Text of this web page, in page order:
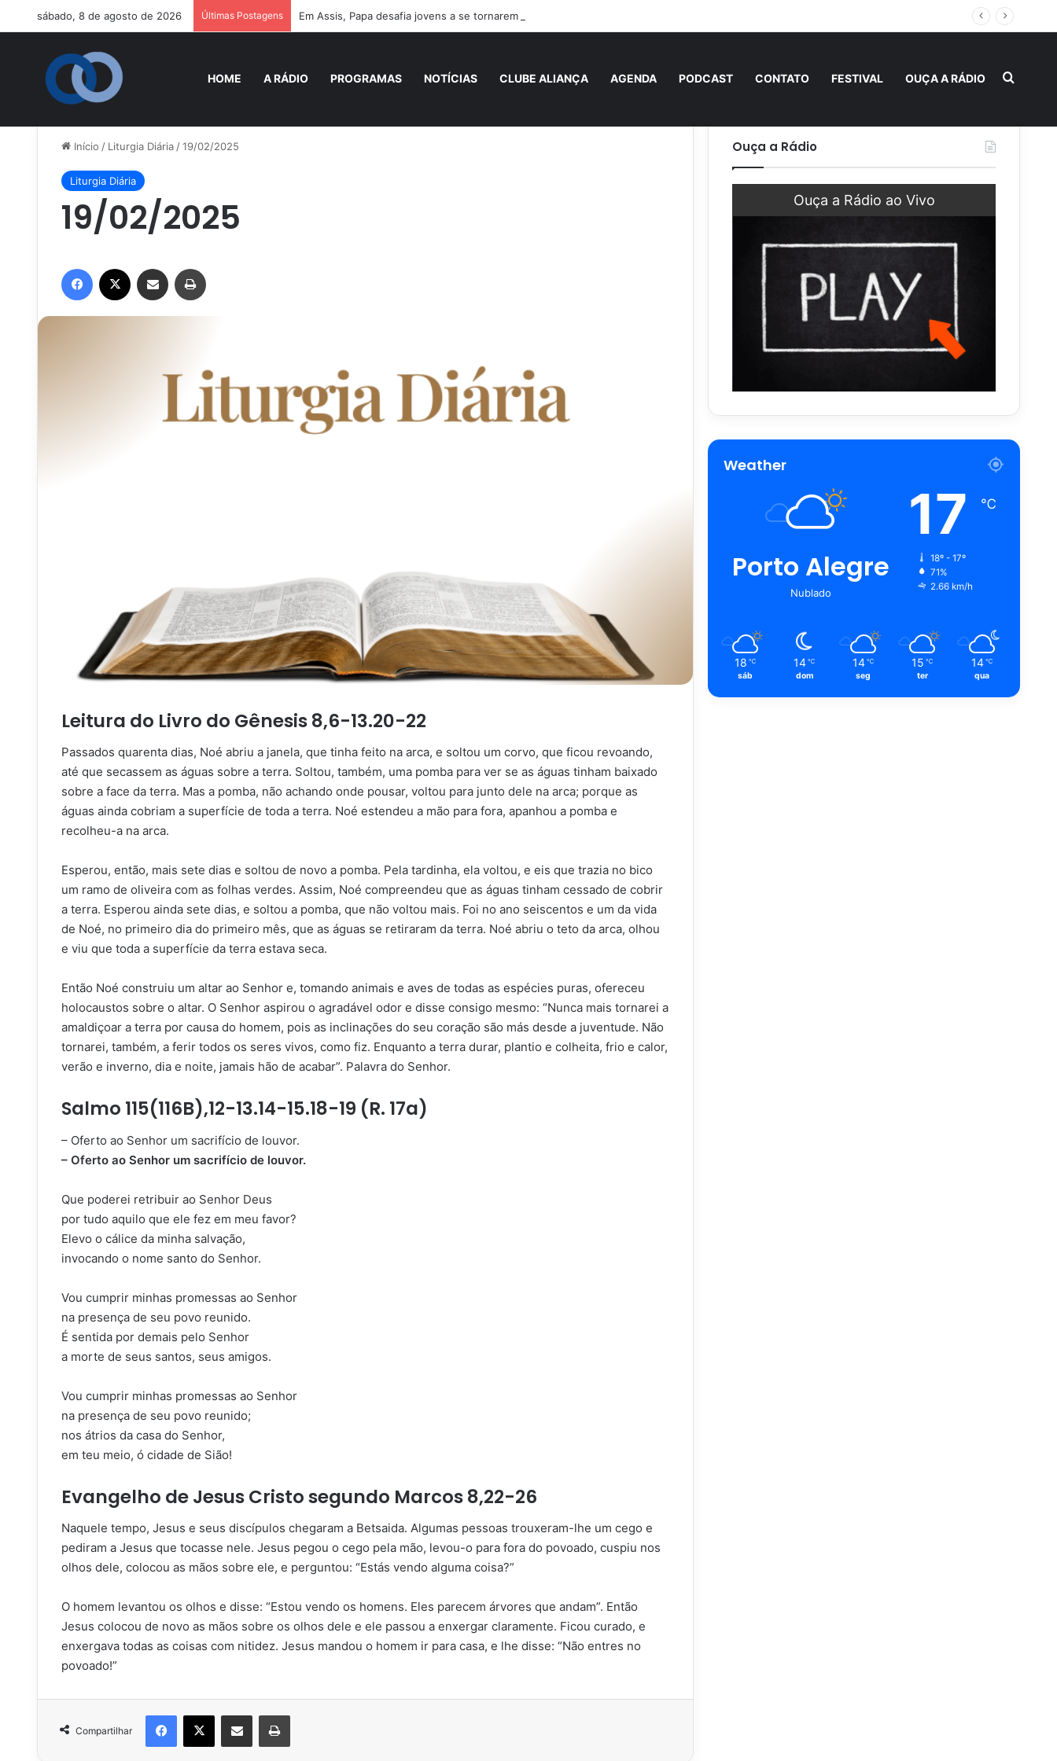
sábado, 8 de agosto de 2026 Últimas Postagens Em Assis, Papa desafia jovens a se tornarem “novos santos” e construtores da fraternidade
HOME A RÁDIO PROGRAMAS NOTÍCIAS CLUBE ALIANÇA AGENDA PODCAST CONTATO FESTIVAL OUÇA A RÁDIO
Início / Liturgia Diária /19/02/2025
Liturgia Diária
19/02/2025
Leitura do Livro do Gênesis 8,6-13.20-22
Passados quarenta dias, Noé abriu a janela, que tinha feito na arca, e soltou um corvo, que ficou revoando,
até que secassem as águas sobre a terra. Soltou, também, uma pomba para ver se as águas tinham baixado
sobre a face da terra. Mas a pomba, não achando onde pousar, voltou para junto dele na arca; porque as
águas ainda cobriam a superfície de toda a terra. Noé estendeu a mão para fora, apanhou a pomba e
recolheu-a na arca.
Esperou, então, mais sete dias e soltou de novo a pomba. Pela tardinha, ela voltou, e eis que trazia no bico
um ramo de oliveira com as folhas verdes. Assim, Noé compreendeu que as águas tinham cessado de cobrir
a terra. Esperou ainda sete dias, e soltou a pomba, que não voltou mais. Foi no ano seiscentos e um da vida
de Noé, no primeiro dia do primeiro mês, que as águas se retiraram da terra. Noé abriu o teto da arca, olhou
e viu que toda a superfície da terra estava seca.
Então Noé construiu um altar ao Senhor e, tomando animais e aves de todas as espécies puras, ofereceu
holocaustos sobre o altar. O Senhor aspirou o agradável odor e disse consigo mesmo: “Nunca mais tornarei a
amaldiçoar a terra por causa do homem, pois as inclinações do seu coração são más desde a juventude. Não
tornarei, também, a ferir todos os seres vivos, como fiz. Enquanto a terra durar, plantio e colheita, frio e calor,
verão e inverno, dia e noite, jamais hão de acabar”. Palavra do Senhor.
Salmo 115(116B),12-13.14-15.18-19 (R. 17a)
– Oferto ao Senhor um sacrifício de louvor.
– Oferto ao Senhor um sacrifício de louvor.
Que poderei retribuir ao Senhor Deus
por tudo aquilo que ele fez em meu favor?
Elevo o cálice da minha salvação,
invocando o nome santo do Senhor.
Vou cumprir minhas promessas ao Senhor
na presença de seu povo reunido.
É sentida por demais pelo Senhor
a morte de seus santos, seus amigos.
Vou cumprir minhas promessas ao Senhor
na presença de seu povo reunido;
nos átrios da casa do Senhor,
em teu meio, ó cidade de Sião!
Evangelho de Jesus Cristo segundo Marcos 8,22-26
Naquele tempo, Jesus e seus discípulos chegaram a Betsaida. Algumas pessoas trouxeram-lhe um cego e
pediram a Jesus que tocasse nele. Jesus pegou o cego pela mão, levou-o para fora do povoado, cuspiu nos
olhos dele, colocou as mãos sobre ele, e perguntou: “Estás vendo alguma coisa?”
O homem levantou os olhos e disse: “Estou vendo os homens. Eles parecem árvores que andam”. Então
Jesus colocou de novo as mãos sobre os olhos dele e ele passou a enxergar claramente. Ficou curado, e
enxergava todas as coisas com nitidez. Jesus mandou o homem ir para casa, e lhe disse: “Não entres no
povoado!”
Compartilhar
Ouça a Rádio
Ouça a Rádio ao Vivo
Weather
Porto Alegre
Nublado
17 ℃
18º - 17º
71%
2.66 km/h
18 ℃
sáb
14 ℃
dom
14 ℃
seg
15 ℃
ter
14 ℃
qua